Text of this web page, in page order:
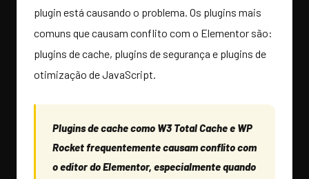
plugin está causando o problema. Os plugins mais
comuns que causam conflito com o Elementor são:
plugins de cache, plugins de segurança e plugins de
otimização de JavaScript.
Plugins de cache como W3 Total Cache e WP
Rocket frequentemente causam conflito com
o editor do Elementor, especialmente quando